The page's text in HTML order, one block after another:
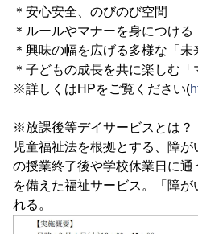
＊安心安全、のびのび空間
＊ルールやマナーを身につける
＊興味の幅を広げる多様な「
＊子どもの成長を共に楽しむ
※詳しくはHPをご覧ください(
※放課後等デイサービスとは？
児童福祉法を根拠とする、障
の授業終了後や学校休業日に
を備えた福祉サービス。「障
れる。